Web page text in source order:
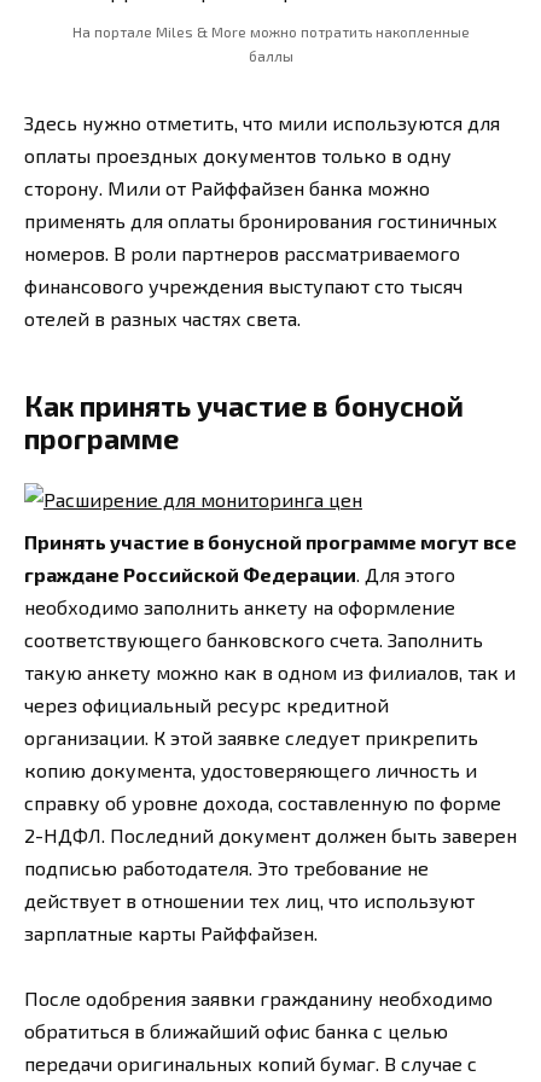
На портале Miles & More можно потратить накопленные
баллы
Здесь нужно отметить, что мили используются для
оплаты проездных документов только в одну
сторону. Мили от Райффайзен банка можно
применять для оплаты бронирования гостиничных
номеров. В роли партнеров рассматриваемого
финансового учреждения выступают сто тысяч
отелей в разных частях света.
Как принять участие в бонусной
программе
Принять участие в бонусной программе могут все
граждане Российской Федерации . Для этого
необходимо заполнить анкету на оформление
соответствующего банковского счета. Заполнить
такую анкету можно как в одном из филиалов, так и
через официальный ресурс кредитной
организации. К этой заявке следует прикрепить
копию документа, удостоверяющего личность и
справку об уровне дохода, составленную по форме
2-НДФЛ. Последний документ должен быть заверен
подписью работодателя. Это требование не
действует в отношении тех лиц, что используют
зарплатные карты Райффайзен.
После одобрения заявки гражданину необходимо
обратиться в ближайший офис банка с целью
передачи оригинальных копий бумаг. В случае с